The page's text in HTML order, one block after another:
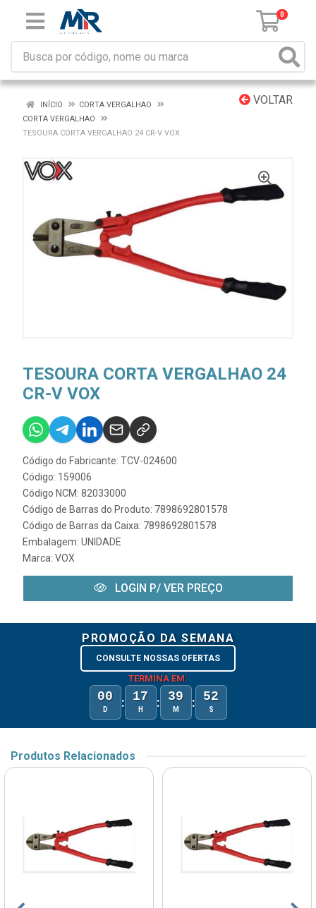
0
VOLTAR
INÍCIO
CORTA VERGALHAO
CORTA VERGALHAO
TESOURA CORTA VERGALHAO 24 CR-V VOX
TESOURA CORTA VERGALHAO 24
CR-V VOX
Código do Fabricante: TCV-024600
Código: 159006
Código NCM: 82033000
Código de Barras do Produto: 7898692801578
Código de Barras da Caixa: 7898692801578
Embalagem: UNIDADE
Marca: VOX
LOGIN P/ VER PREÇO
PROMOÇÃO DA SEMANA
CONSULTE NOSSAS OFERTAS
TERMINA EM:
00
D : 17
H : 39
M : 52
S
Produtos Relacionados